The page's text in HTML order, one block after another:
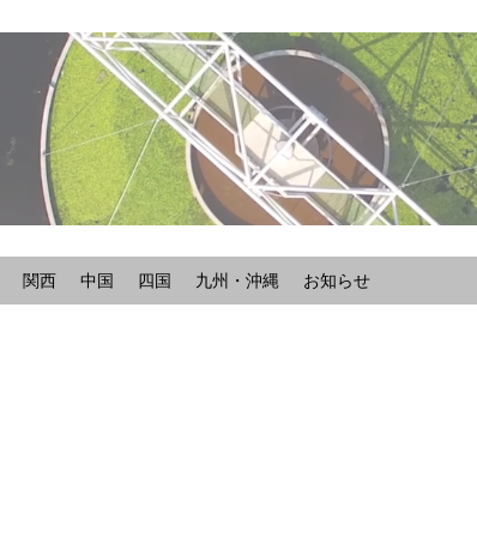
関西 中国 四国 九州・沖縄 お知らせ